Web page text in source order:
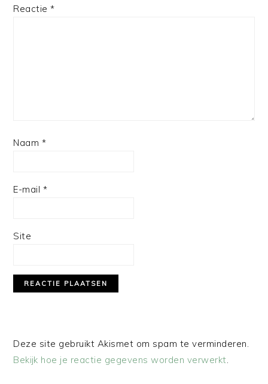
Reactie*
Naam *
E-mail *
Site
Deze site gebruikt Akismet om spam te verminderen.
Bekijk hoe je reactie gegevens worden verwerkt